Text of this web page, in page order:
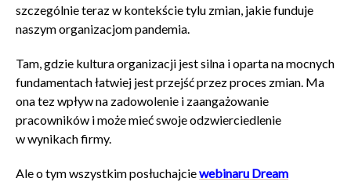
szczególnie teraz w kontekście tylu zmian, jakie funduje
naszym organizacjom pandemia.
Tam, gdzie kultura organizacji jest silna i oparta na mocnych
fundamentach łatwiej jest przejść przez proces zmian. Ma
ona tez wpływ na zadowolenie i zaangażowanie
pracowników i może mieć swoje odzwierciedlenie
w wynikach firmy.
Ale o tym wszystkim posłuchajciewebinaru Dream